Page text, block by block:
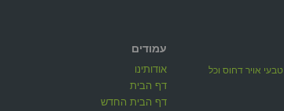
עמודים
אודותינו
דף הבית
דף הבית החדש
אויר דחוס וכל